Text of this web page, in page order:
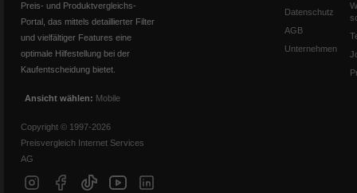
Preis- und Produktvergleichs-
Portal, das mittels detaillierter Filter
und vielfältiger Features eine
optimale Hilfestellung bei der
Kaufentscheidung bietet.
Ansicht wählen: Mobile
Copyright © 1997-2026
Preisvergleich Internet Services
AG
Datenschutz
AGB
Unternehmen